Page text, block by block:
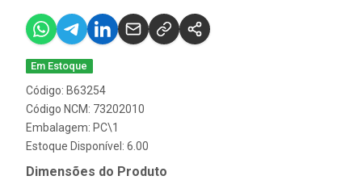
Em Estoque
Código: B63254
Código NCM: 73202010
Embalagem: PC\1
Estoque Disponível: 6.00
Dimensões do Produto